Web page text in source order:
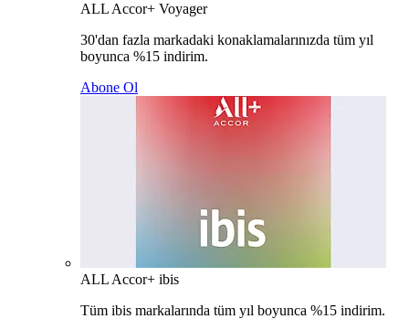
ALL Accor+ Voyager
30'dan fazla markadaki konaklamalarınızda tüm yıl
boyunca %15 indirim.
Abone Ol
ALL Accor+ ibis
Tüm ibis markalarında tüm yıl boyunca %15 indirim.